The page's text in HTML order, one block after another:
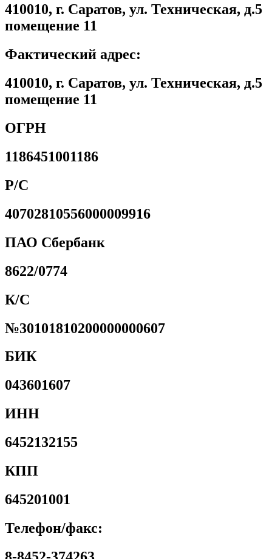
410010, г. Саратов, ул. Техническая, д.5
помещение 11
Фактический адрес:
410010, г. Саратов, ул. Техническая, д.5
помещение 11
ОГРН
1186451001186
Р/С
40702810556000009916
ПАО Сбербанк
8622/0774
К/С
№30101810200000000607
БИК
043601607
ИНН
6452132155
КПП
645201001
Телефон/факс: